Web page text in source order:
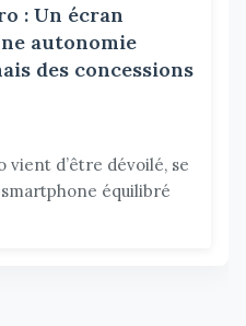
: Un écran
autonomie
des concessions
vient d’être dévoilé, se
équilibré